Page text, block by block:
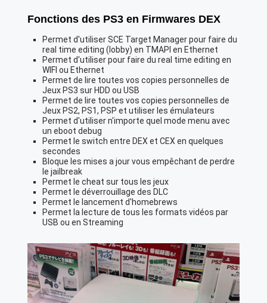
Fonctions des PS3 en Firmwares DEX
Permet d'utiliser SCE Target Manager pour faire du
real time editing (lobby) en TMAPI en Ethernet
Permet d'utiliser pour faire du real time editing en
WIFI ou Ethernet
Permet de lire toutes vos copies personnelles de
Jeux PS3 sur HDD ou USB
Permet de lire toutes vos copies personnelles de
Jeux PS2, PS1, PSP et utiliser les émulateurs
Permet d'utiliser n'importe quel mode menu avec
un eboot debug
Permet le switch entre DEX et CEX en quelques
secondes
Bloque les mises a jour vous empêchant de perdre
le jailbreak
Permet le cheat sur tous les jeux
Permet le déverrouillage des DLC
Permet le lancement d'homebrews
Permet la lecture de tous les formats vidéos par
USB ou en Streaming